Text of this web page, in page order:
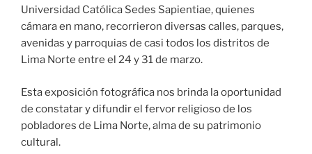
Universidad Católica Sedes Sapientiae, quienes
cámara en mano, recorrieron diversas calles, parques,
avenidas y parroquias de casi todos los distritos de
Lima Norte entre el 24 y 31 de marzo.
Esta exposición fotográfica nos brinda la oportunidad
de constatar y difundir el fervor religioso de los
pobladores de Lima Norte, alma de su patrimonio
cultural.